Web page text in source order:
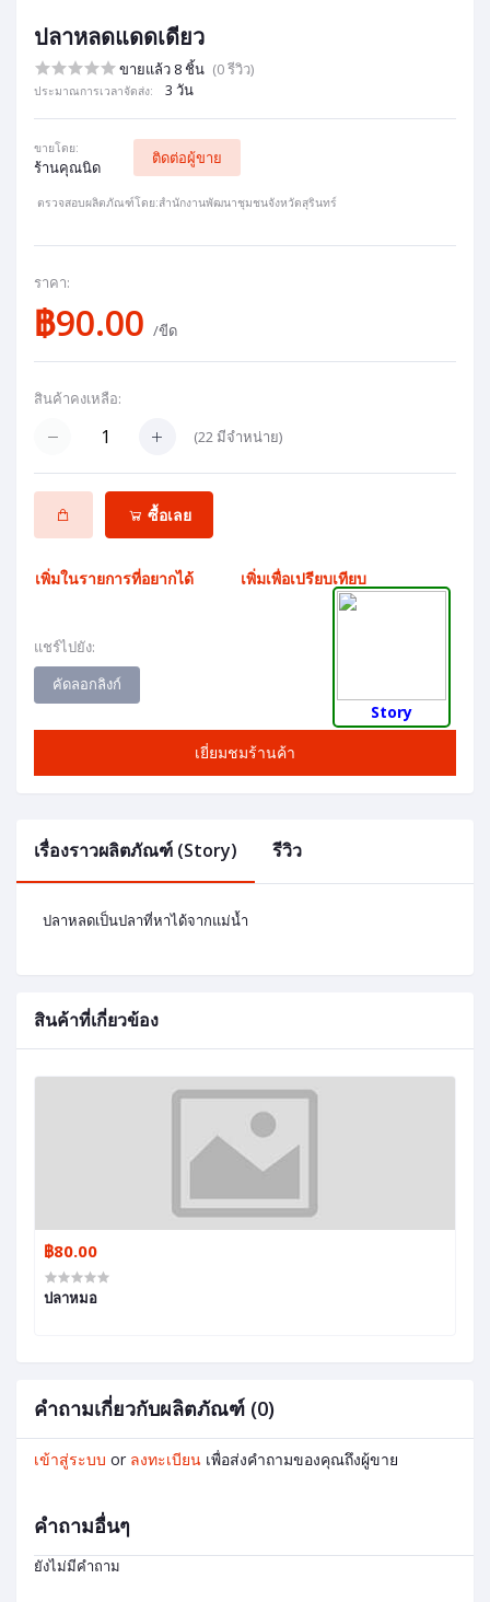
ปลาหลดแดดเดียว
ขายแล้ว 8 ชิ้น (0 รีวิว)
ประมาณการเวลาจัดส่ง: 3 วัน
ขายโดย:
ร้านคุณนิด
ติดต่อผู้ขาย
ตรวจสอบผลิตภัณฑ์โดย:สำนักงานพัฒนาชุมชนจังหวัดสุรินทร์
ราคา:
฿90.00 /ขีด
สินค้าคงเหลือ:
(22มีจำหน่าย)
ซื้อเลย
เพิ่มในรายการที่อยากได้ เพิ่มเพื่อเปรียบเทียบ
แชร์ไปยัง:
คัดลอกลิงก์
เยี่ยมชมร้านค้า
Story
เรื่องราวผลิตภัณฑ์ (Story) รีวิว
ปลาหลดเป็นปลาที่หาได้จากแม่น้ำ
สินค้าที่เกี่ยวข้อง
฿80.00
ปลาหมอ
คำถามเกี่ยวกับผลิตภัณฑ์ (0)
เข้าสู่ระบบ or ลงทะเบียน เพื่อส่งคำถามของคุณถึงผู้ขาย
คำถามอื่นๆ
ยังไม่มีคำถาม